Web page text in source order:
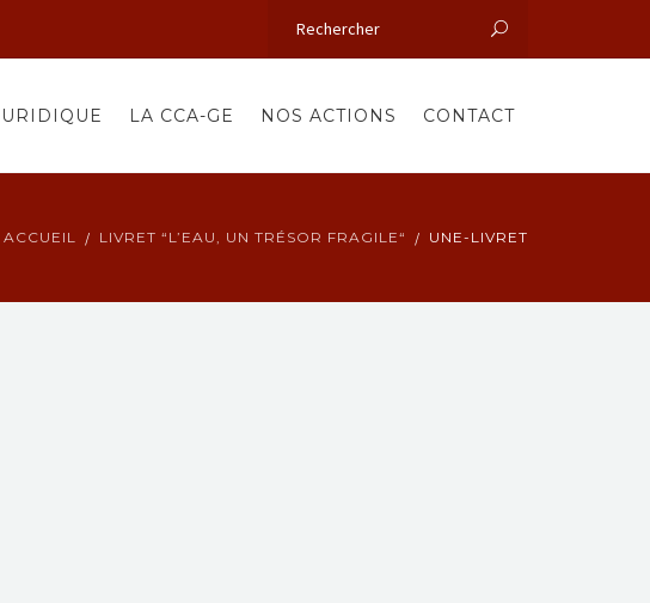
LA CCA-GE NOS ACTIONS CONTACT
ACCUEIL LIVRET “L’EAU, UN TRÉSOR FRAGILE“ UNE-LIVRET